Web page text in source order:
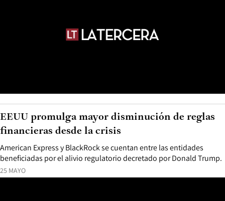
25 MAYO
American Express y BlackRock se cuentan entre las entidades
beneficiadas por el alivio regulatorio decretado por Donald Trump.
EEUU promulga mayor disminución de reglas
financieras desde la crisis